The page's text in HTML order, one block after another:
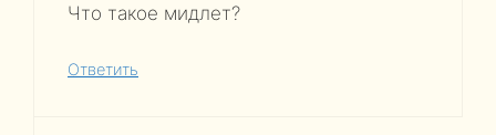
Что такое мидлет?
Ответить